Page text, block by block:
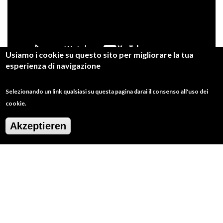
DEN KONTAKT HALTEN
Usiamo i cookie su questo sito per migliorare la tua
esperienza di navigazione
Selezionando un link qualsiasi su questa pagina darai il consenso all'uso dei
cookie.
Akzeptieren